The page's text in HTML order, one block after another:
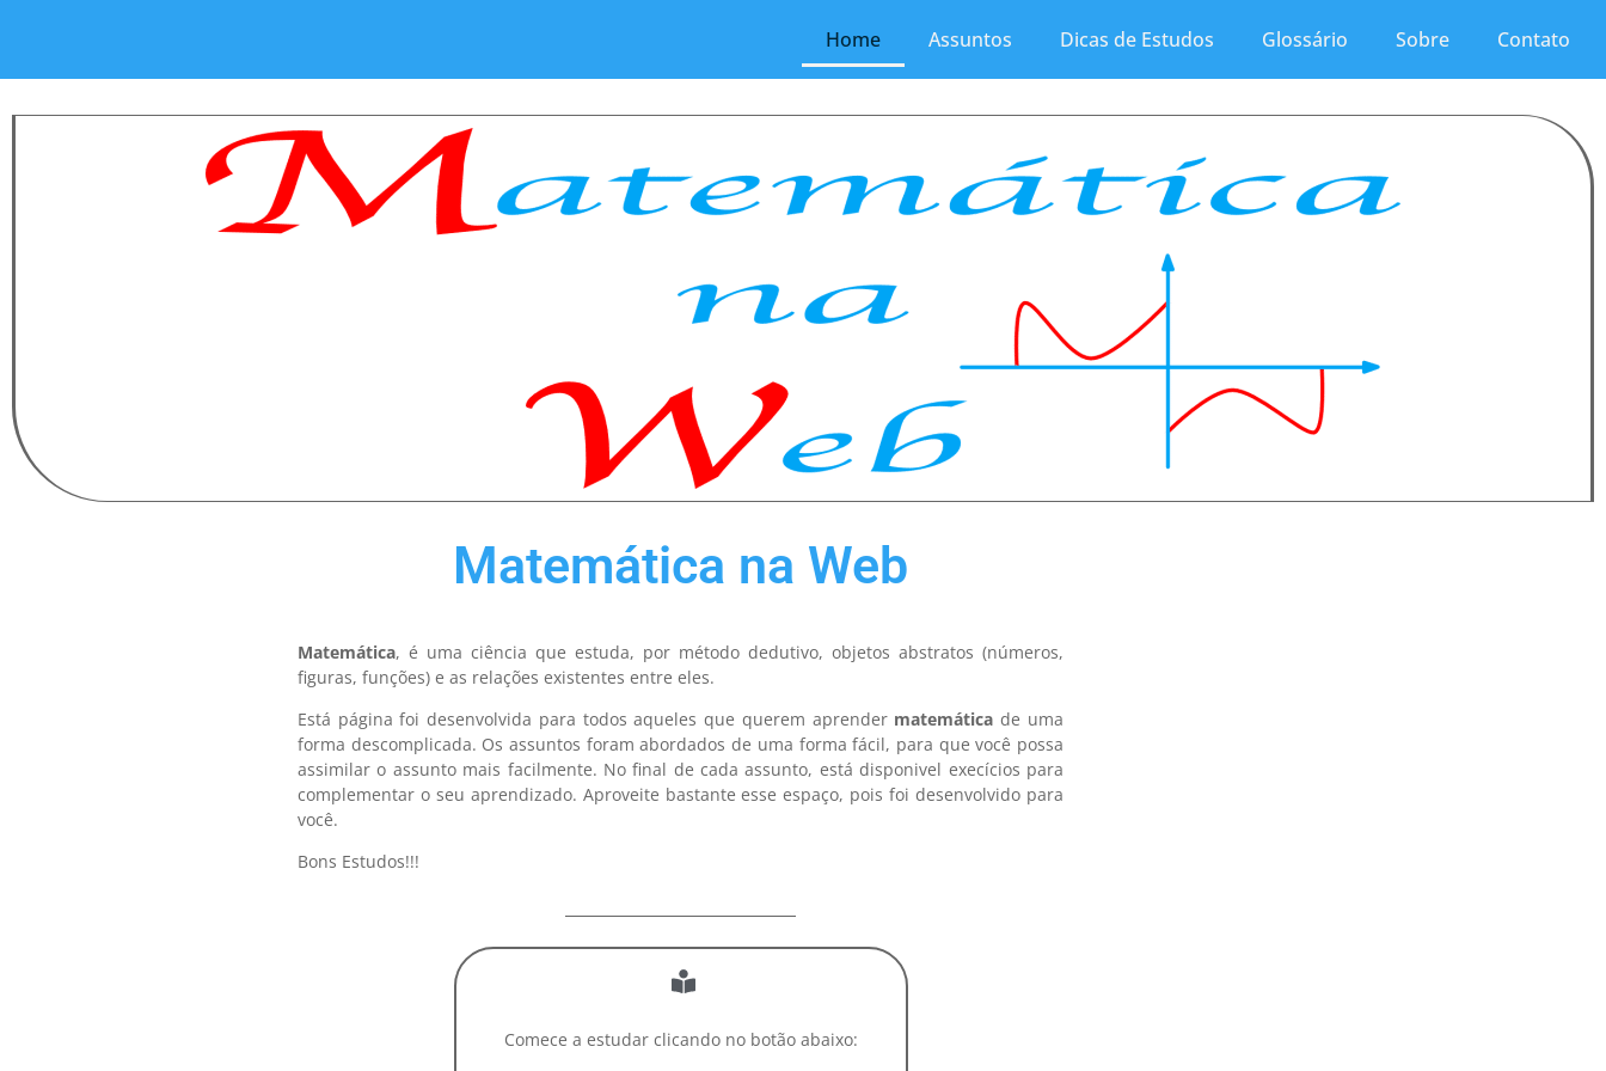
Home Assuntos Dicas de Estudos Glossário Sobre Contato
Matemática na Web
Matemática, é uma ciência que estuda, por método dedutivo, objetos abstratos (números,
figuras, funções) e as relações existentes entre eles.
Está página foi desenvolvida para todos aqueles que querem aprender matemática de uma
forma descomplicada. Os assuntos foram abordados de uma forma fácil, para que você possa
assimilar o assunto mais facilmente. No final de cada assunto, está disponivel execícios para
complementar o seu aprendizado. Aproveite bastante esse espaço, pois foi desenvolvido para
você.
Bons Estudos!!!
Comece a estudar clicando no botão abaixo: